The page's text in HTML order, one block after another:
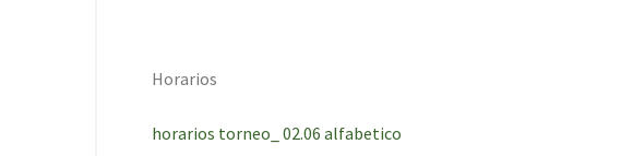
Horarios
horarios torneo_ 02.06 alfabetico